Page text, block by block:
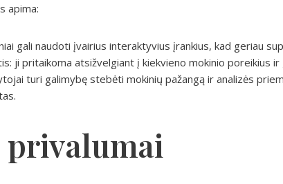
apima:
gali naudoti įvairius interaktyvius įrankius, kad geriau
ji pritaikoma atsižvelgiant į kiekvieno mokinio poreikius ir
turi galimybę stebėti mokinių pažangą ir analizės